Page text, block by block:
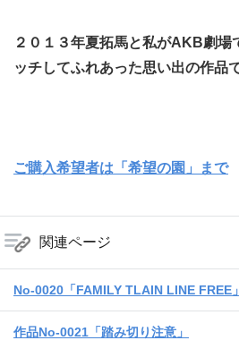
２０１３年夏拓馬と私がAKB劇場
ッチしてふれあった思い出の作品
ご購入希望者は「希望の園」まで
関連ページ
No-0020「FAMILY TLAIN LINE FREE」
作品No-0021「踏み切り注意」